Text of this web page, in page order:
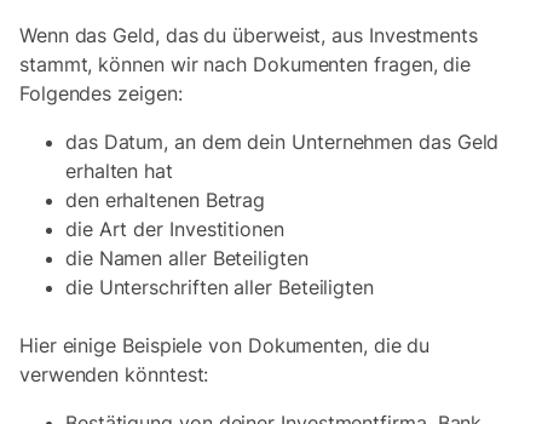
Wenn das Geld, das du überweist, aus Investments
stammt, können wir nach Dokumenten fragen, die
Folgendes zeigen:
das Datum, an dem dein Unternehmen das Geld
erhalten hat
den erhaltenen Betrag
die Art der Investitionen
die Namen aller Beteiligten
die Unterschriften aller Beteiligten
Hier einige Beispiele von Dokumenten, die du
verwenden könntest: